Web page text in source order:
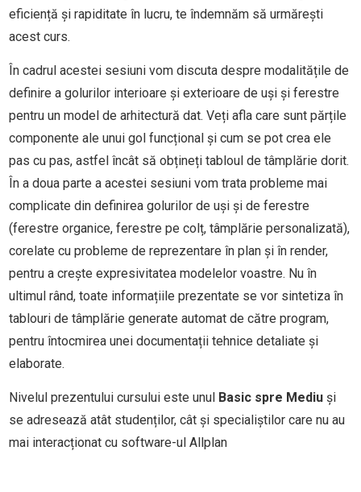
eficiență și rapiditate în lucru, te îndemnăm să urmărești
acest curs.
În cadrul acestei sesiuni vom discuta despre modalitățile de
definire a golurilor interioare și exterioare de uși și ferestre
pentru un model de arhitectură dat. Veți afla care sunt părțile
componente ale unui gol funcțional și cum se pot crea ele
pas cu pas, astfel încât să obțineți tabloul de tâmplărie dorit.
În a doua parte a acestei sesiuni vom trata probleme mai
complicate din definirea golurilor de uși și de ferestre
(ferestre organice, ferestre pe colț, tâmplărie personalizată),
corelate cu probleme de reprezentare în plan și în render,
pentru a crește expresivitatea modelelor voastre. Nu în
ultimul rând, toate informațiile prezentate se vor sintetiza în
tablouri de tâmplărie generate automat de către program,
pentru întocmirea unei documentații tehnice detaliate și
elaborate.
Nivelul prezentului cursului este unul Basic spre Mediu și
se adresează atât studenților, cât și specialiștilor care nu au
mai interacționat cu software-ul Allplan